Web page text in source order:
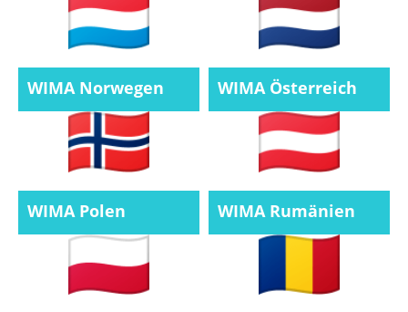
WIMA Norwegen WIMA Österreich
WIMA Polen WIMA Rumänien